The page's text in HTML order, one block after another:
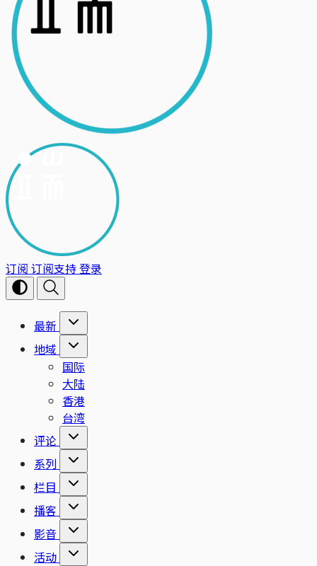
订阅 订阅支持登录
最新
地域
国际
大陆
香港
台湾
评论
系列
栏目
播客
影音
活动